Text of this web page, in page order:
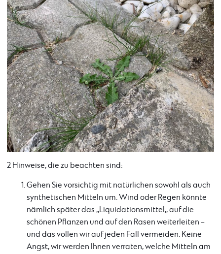
2 Hinweise, die zu beachten sind:
Gehen Sie vorsichtig mit natürlichen sowohl als auch
synthetischen Mitteln um. Wind oder Regen könnte
nämlich später das ,,Liquidationsmittel,, auf die
schönen Pflanzen und auf den Rasen weiterleiten –
und das vollen wir auf jeden Fall vermeiden. Keine
Angst, wir werden Ihnen verraten, welche Mitteln am